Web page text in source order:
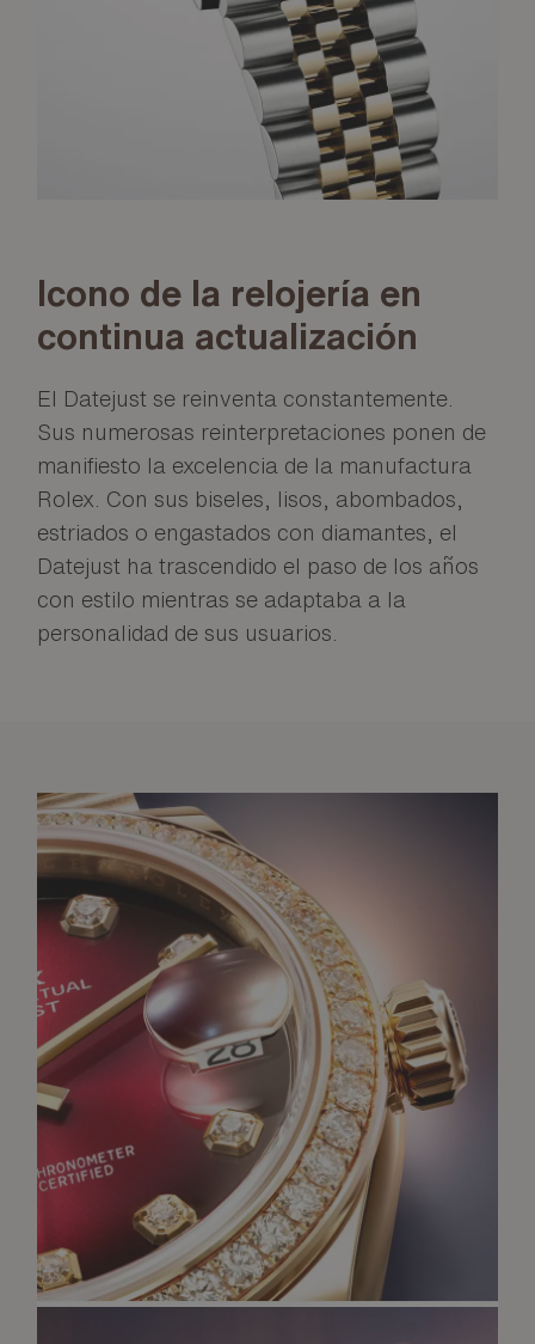
Icono de la relojería en
continua actualización
El Datejust se reinventa constantemente.
Sus numerosas reinterpretaciones ponen de
manifiesto la excelencia de la manufactura
Rolex. Con sus biseles, lisos, abombados,
estriados o engastados con diamantes, el
Datejust ha trascendido el paso de los años
con estilo mientras se adaptaba a la
personalidad de sus usuarios.